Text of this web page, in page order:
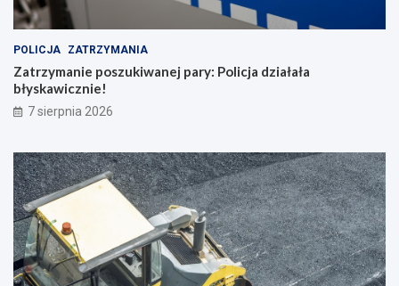
POLICJA ZATRZYMANIA
Zatrzymanie poszukiwanej pary: Policja działała
błyskawicznie!
7 sierpnia 2026